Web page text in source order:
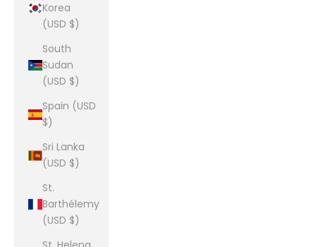
Korea
(USD $)
South
Sudan
(USD $)
Spain (USD
$)
Sri Lanka
(USD $)
St.
Barthélemy
(USD $)